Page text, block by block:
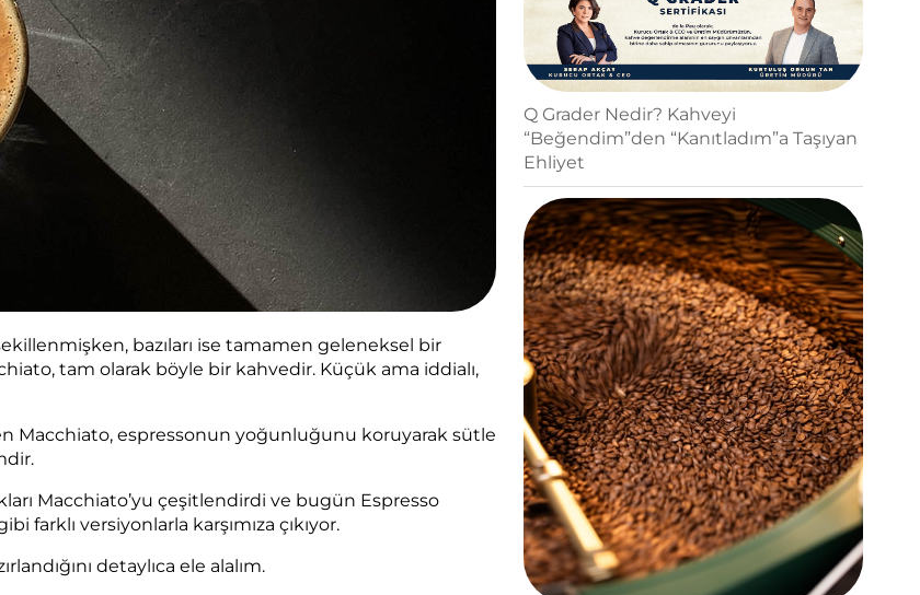
bazıları ise tamamen geleneksel bir
tam olarak böyle bir kahvedir. Küçük ama iddialı,
Macchiato, espressonun yoğunluğunu koruyarak sütle
Macchiato’yu çeşitlendirdi ve bugün Espresso
versiyonlarla karşımıza çıkıyor.
detaylıca ele alalım.
Q Grader Nedir? Kahveyi
“Beğendim”den “Kanıtladım”a Taşıyan
Ehliyet